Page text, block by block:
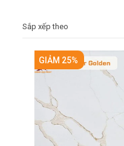
Sắp xếp theo
GIẢM 25%